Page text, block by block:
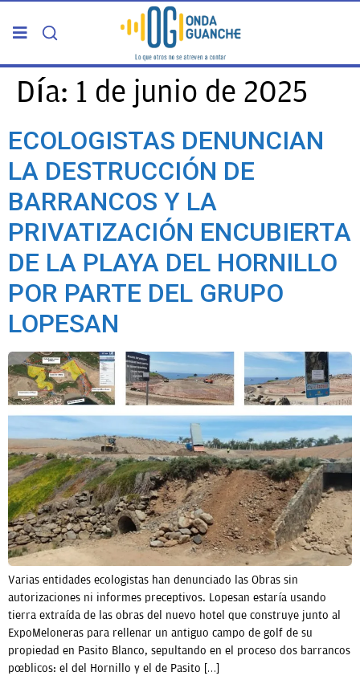
PORTADA
TELDE
GRAN CANARIA
CANARIAS
5ª COLUMNA
CARTAS DEL DIRECTOR
ENTREVISTAS
OPINIÓN
PROGRAMAS
Día: 1 de junio de 2025
ECOLOGISTAS DENUNCIAN
LA DESTRUCCIÓN DE
BARRANCOS Y LA
PRIVATIZACIÓN ENCUBIERTA
DE LA PLAYA DEL HORNILLO
POR PARTE DEL GRUPO
LOPESAN
Varias entidades ecologistas han denunciado las Obras sin
autorizaciones ni informes preceptivos. Lopesan estaría usando
tierra extraída de las obras del nuevo hotel que construye junto al
ExpoMeloneras para rellenar un antiguo campo de golf de su
propiedad en Pasito Blanco, sepultando en el proceso dos barrancos
públicos: el del Hornillo y el de Pasito […]